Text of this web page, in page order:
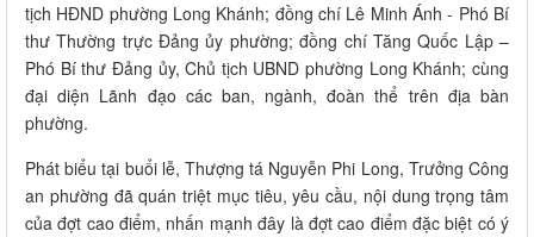
tịch HĐND phường Long Khánh; đồng chí Lê Minh Ánh - Phó Bí
thư Thường trực Đảng ủy phường; đồng chí Tăng Quốc Lập –
Phó Bí thư Đảng ủy, Chủ tịch UBND phường Long Khánh; cùng
đại diện Lãnh đạo các ban, ngành, đoàn thể trên địa bàn
phường.
Phát biểu tại buổi lễ, Thượng tá Nguyễn Phi Long, Trưởng Công
an phường đã quán triệt mục tiêu, yêu cầu, nội dung trọng tâm
của đợt cao điểm, nhấn mạnh đây là đợt cao điểm đặc biệt có ý